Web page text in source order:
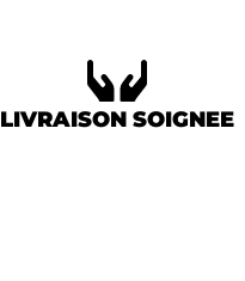
LIVRAISON SOIGNEE